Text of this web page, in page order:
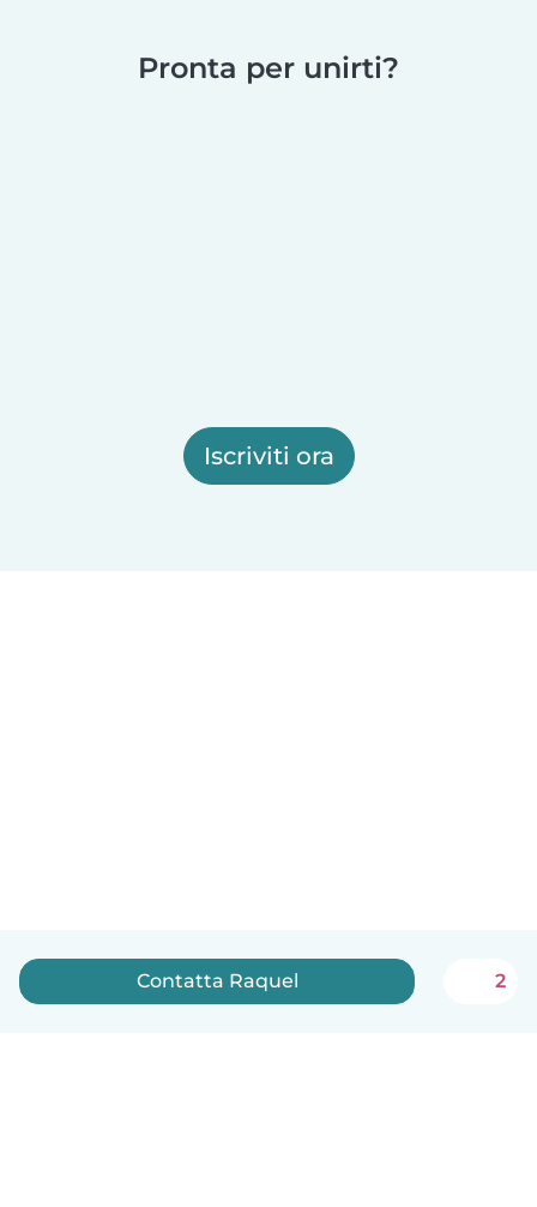
Pronta per unirti?
Iscriviti ora
Contatta Raquel 2